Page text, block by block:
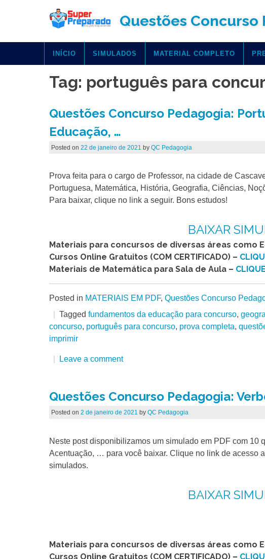
Questões Concurso
INÍCIO SIMULADOS MATERIAL COMPLETO
Tag: português para
Questões Concurso Pedagogia:
Educação, …
Posted on 22 de janeiro de 2021 by QC Pedagogia
Prova feita para o cargo de Professor, na cidade de
Portuguesa, Matemática, História, Geografia, Ciências,
Para baixar, clique no link a seguir. Bons estudos!
BAIXAR
Materiais para concursos de diversas áreas como
Cursos Online Gratuitos (COM CERTIFICADO) –
Materiais de Matemática para Sala de Aula –
Posted in MATERIAIS EM PDF, Questões Concurso
Tagged fundamentos da educação para concurso,
concurso, português para concurso, prova completa,
imprimir
Leave a comment
Questões Concurso Pedagogia:
Posted on 2 de janeiro de 2021 by QC Pedagogia
Neste post disponibilizamos um simulado em PDF com 10
Acentuação, … para você baixar. Clique no link de acesso
simulados.
BAIXAR
Materiais para concursos de diversas áreas como
Cursos Online Gratuitos (COM CERTIFICADO) –